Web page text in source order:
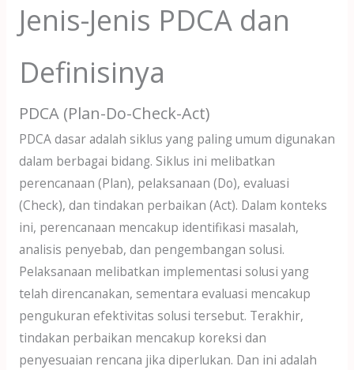
Jenis-Jenis PDCA dan
Definisinya
PDCA (Plan-Do-Check-Act)
PDCA dasar adalah siklus yang paling umum digunakan
dalam berbagai bidang. Siklus ini melibatkan
perencanaan (Plan), pelaksanaan (Do), evaluasi
(Check), dan tindakan perbaikan (Act). Dalam konteks
ini, perencanaan mencakup identifikasi masalah,
analisis penyebab, dan pengembangan solusi.
Pelaksanaan melibatkan implementasi solusi yang
telah direncanakan, sementara evaluasi mencakup
pengukuran efektivitas solusi tersebut. Terakhir,
tindakan perbaikan mencakup koreksi dan
penyesuaian rencana jika diperlukan. Dan ini adalah